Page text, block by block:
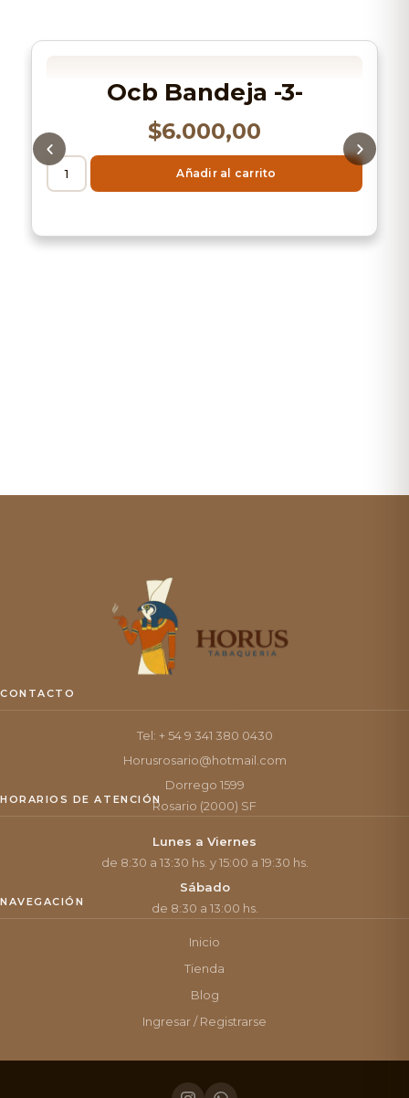
Ocb Bandeja -3-
$6.000,00
Añadir al carrito
CONTACTO
Tel: + 54 9 341 380 0430
Horusrosario@hotmail.com
Dorrego 1599
Rosario (2000) SF
HORARIOS DE ATENCIÓN
Lunes a Viernes
de 8:30 a 13:30 hs. y 15:00 a 19:30 hs.
Sábado
de 8:30 a 13:00 hs.
NAVEGACIÓN
Inicio
Tienda
Blog
Ingresar / Registrarse